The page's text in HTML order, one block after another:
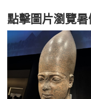
點擊圖片瀏覽暑